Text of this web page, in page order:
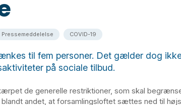
Pressemeddelelse COVID-19
til fem personer. Det gælder dog
på sociale tilbud.
de generelle restriktioner, som skal
blandt andet, at forsamlingsloftet sættes ned til